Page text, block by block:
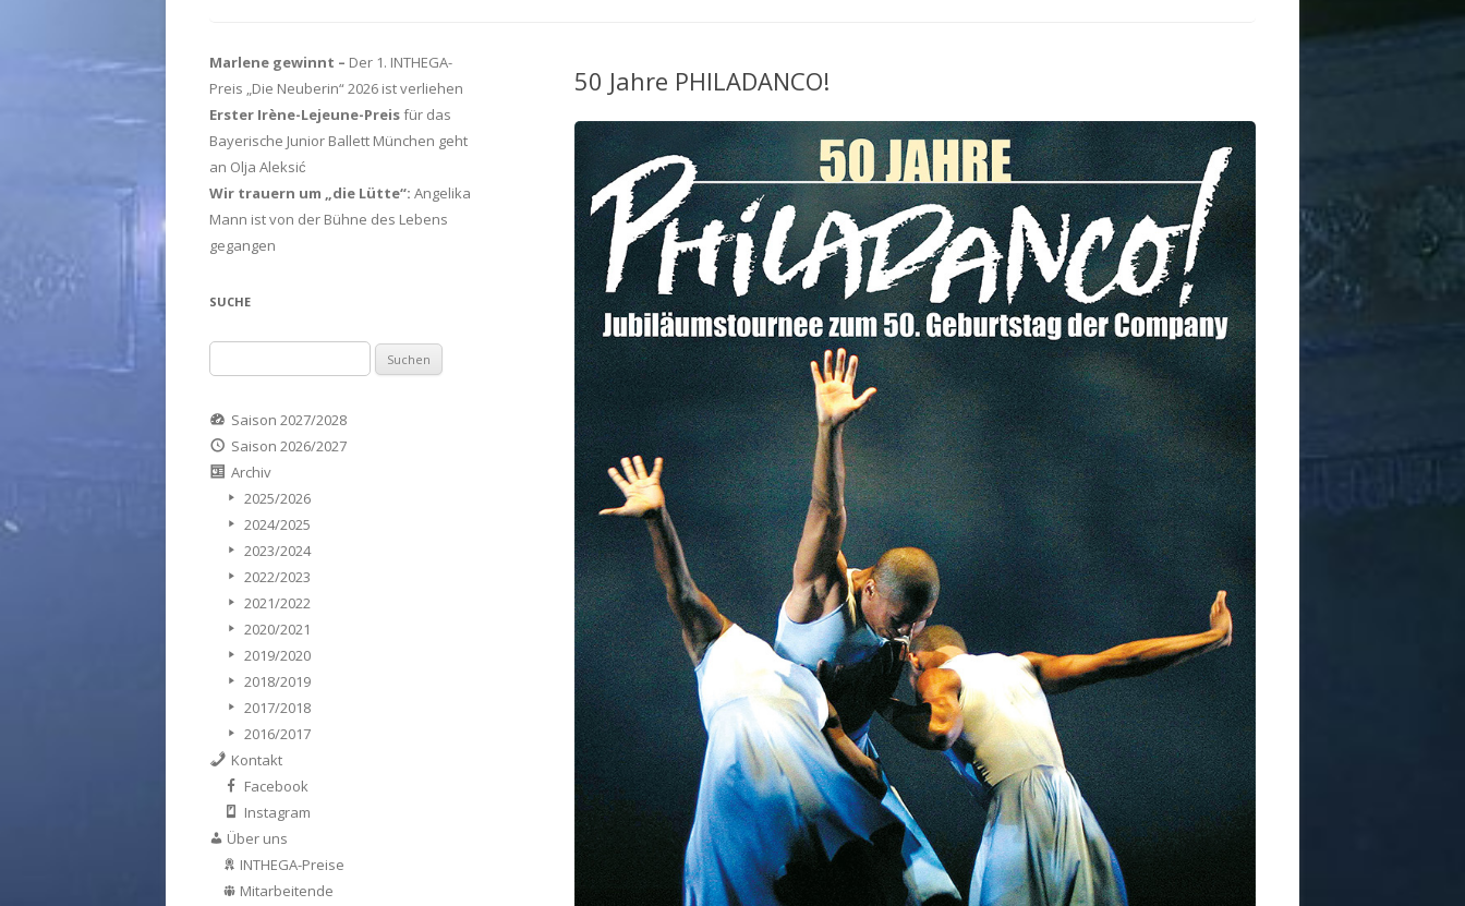
50 Jahre PHILADANCO!
Marlene gewinnt – Der 1. INTHEGA-
Preis „Die Neuberin“ 2026 ist verliehen
Erster Irène-Lejeune-Preisfür das
Bayerische Junior Ballett München geht
an Olja Aleksić
Wir trauern um „die Lütte“: Angelika
Mann ist von der Bühne des Lebens
gegangen
SUCHE
nach:
Saison 2027/2028
Saison 2026/2027
Archiv
2025/2026
2024/2025
2023/2024
2022/2023
2021/2022
2020/2021
2019/2020
2018/2019
2017/2018
2016/2017
Kontakt
Facebook
Instagram
Über uns
INTHEGA-Preise
Mitarbeitende